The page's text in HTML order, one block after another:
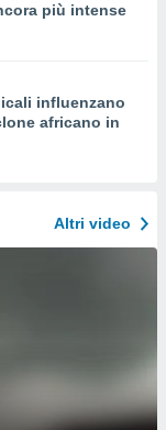
più intense
influenzano
africano in
Altri video